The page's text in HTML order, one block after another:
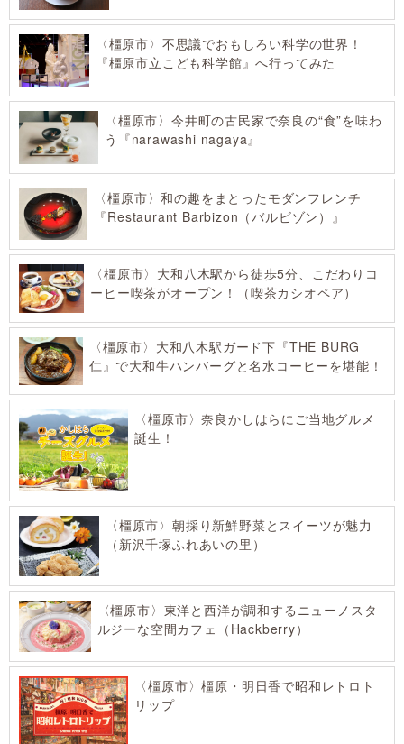
〈橿原市〉不思議でおもしろい科学の世界！
『橿原市立こども科学館』へ行ってみた
〈橿原市〉今井町の古民家で奈良の“食”を味わ
う『narawashi nagaya』
〈橿原市〉和の趣をまとったモダンフレンチ
『Restaurant Barbizon（バルビゾン）』
〈橿原市〉大和八木駅から徒歩5分、こだわりコ
ーヒー喫茶がオープン！（喫茶カシオペア）
〈橿原市〉大和八木駅ガード下『THE BURG
仁』で大和牛ハンバーグと名水コーヒーを堪能！
〈橿原市〉奈良かしはらにご当地グルメ
誕生！
〈橿原市〉朝採り新鮮野菜とスイーツが魅力
（新沢千塚ふれあいの里）
〈橿原市〉東洋と西洋が調和するニューノスタ
ルジーな空間カフェ（Hackberry）
〈橿原市〉橿原・明日香で昭和レトロト
リップ